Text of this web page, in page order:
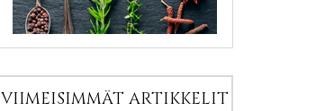
VIIMEISIMMÄT ARTIKKELIT